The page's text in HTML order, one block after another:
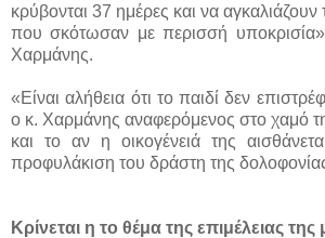
κρύβονται 37 ημέρες και να αγκαλιάζουν
που σκότωσαν με περισσή
Χαρμάνης.
«Είναι αλήθεια ότι το παιδί δεν
ο κ. Χαρμάνης αναφερόμενος στο χαμό
και το αν η οικογένειά της
προφυλάκιση του δράστη της
Κρίνεται η το θέμα της επιμέλειας της